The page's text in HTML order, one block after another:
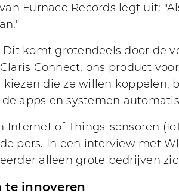
Furnace Records legt uit:
komt grotendeels door de
Connect, ons product
die ze willen koppelen,
apps en systemen
of Things-sensoren
pers. In een interview met
alleen grote bedrijven
te innoveren